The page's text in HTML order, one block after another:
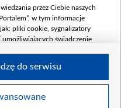
mln, 8
PLN
przez Ciebie naszych
w tym informacje
pliki cookie, sygnalizatory
świadczenie
przez Ciebie
do serwisu